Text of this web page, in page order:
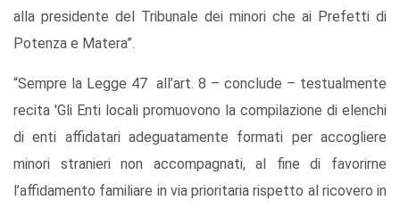
alla presidente del Tribunale dei minori che ai Prefetti di
Potenza e Matera”.
“Sempre la Legge 47 all’art. 8 – conclude – testualmente
recita 'Gli Enti locali promuovono la compilazione di elenchi
di enti affidatari adeguatamente formati per accogliere
minori stranieri non accompagnati, al fine di favorirne
l’affidamento familiare in via prioritaria rispetto al ricovero in